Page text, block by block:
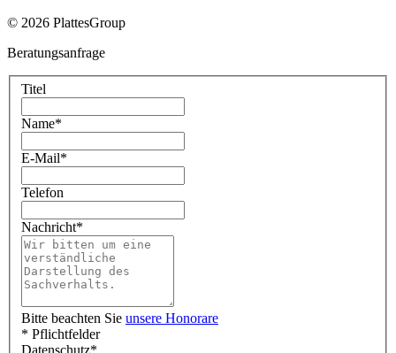
© 2026 PlattesGroup
Beratungsanfrage
Titel
Name*
E-Mail*
Telefon
Nachricht*
Bitte beachten Sie unsere Honorare
* Pflichtfelder